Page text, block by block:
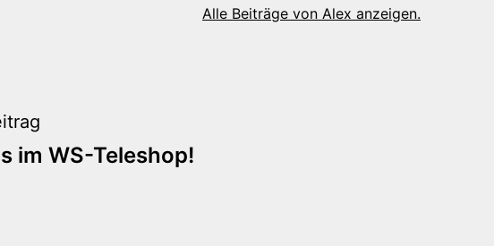
Alle Beiträge von Alex anzeigen.
im WS-Teleshop!